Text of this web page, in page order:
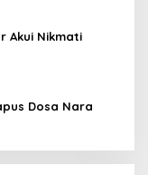
Akui Nikmati
Dosa Nara